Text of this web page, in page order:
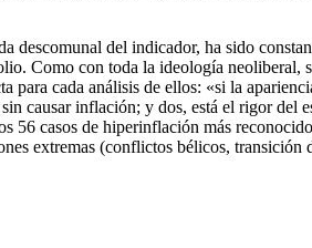
descomunal del indicador, ha sido
Como con toda la ideología neoliberal,
para cada análisis de ellos: «si la
causar inflación; y dos, está el rigor del
56 casos de hiperinflación más
extremas (conflictos bélicos,